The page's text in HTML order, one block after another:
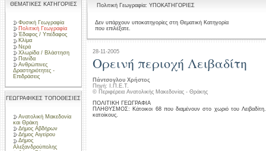
ΘΕΜΑΤΙΚΕΣ ΚΑΤΗΓΟΡΙΕΣ
Φυσική Γεωγραφία
Πολιτική Γεωγραφία
Έδαφος / Υπέδαφος
Κλίμα
Νερά
Χλωρίδα / Βλάστηση
Πανίδα
Ανθρώπινες
Δραστηριότητες -
Επιδράσεις
ΓΕΩΓΡΑΦΙΚΕΣ ΤΟΠΟΘΕΣΙΕΣ
Ανατολική Μακεδονία
και Θράκη
Δήμος Αβδήρων
Δήμος Αιγείρου
Δήμος
Αλεξανδρούπολης
Πολιτική Γεωγραφία: ΥΠΟΚΑΤΗΓΟΡΙΕΣ
Δεν υπάρχουν υποκατηγορίες στη Θεματική Κατηγορία
που επιλέξατε.
28-11-2005
Ορεινή περιοχή Λειβαδίτη
Πάντσογλου Χρήστος
Πηγή: Ι.Π.Ε.Τ.
© Περιφέρεια Ανατολικής Μακεδονίας - Θράκης
ΠΟΛΙΤΙΚΗ ΓΕΩΓΡΑΦΙΑ
ΠΛΗΘΥΣΜΟΣ: Κάτοικοι 68 που διαμένουν στο χωριό του
κατοίκους.